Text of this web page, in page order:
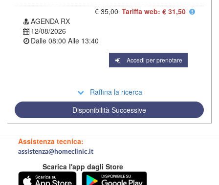
€ 35,00Tariffa web: € 31,50
AGENDA RX
12/08/2026
Dalle 08:00 Alle 13:40
Accedi per prenotare
Raffina la ricerca
Disponibilità Successive
Assistenza tecnica:
assistenza@homeclinic.it
Scarica l'app dagli Store